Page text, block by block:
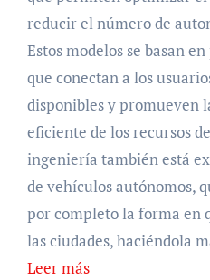
reducir el número de
Estos modelos se basan
que conectan a los
disponibles y promueven
eficiente de los recursos
ingeniería también está
de vehículos autónomos,
por completo la forma en
las ciudades, haciéndola
Leer más